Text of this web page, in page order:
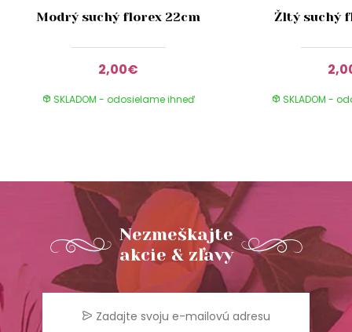
Modrý suchý florex 22cm
2,00€
SKLADOM - odosielame ihneď
Žltý suchý
SKLADOM -
Nezmeškajte
akcie & zľavy